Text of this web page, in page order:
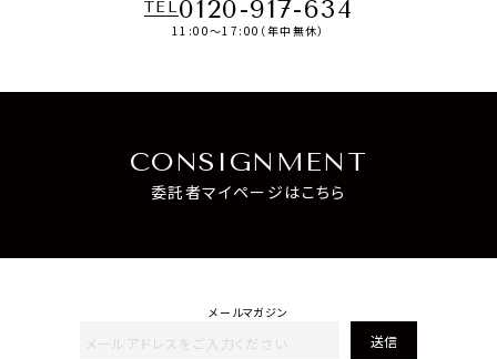
TEL0120-917-634
11:00～17:00（年中無休）
CONSIGNMENT
委託者マイページはこちら
メールマガジン
送信